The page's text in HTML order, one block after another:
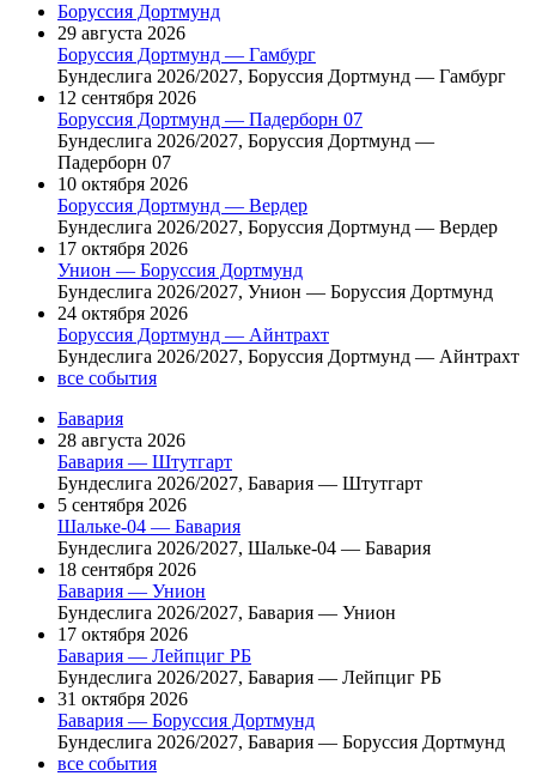
Боруссия Дортмунд
29 августа 2026
Боруссия Дортмунд — Гамбург
Бундеслига 2026/2027, Боруссия Дортмунд — Гамбург
12 сентября 2026
Боруссия Дортмунд — Падерборн 07
Бундеслига 2026/2027, Боруссия Дортмунд —
Падерборн 07
10 октября 2026
Боруссия Дортмунд — Вердер
Бундеслига 2026/2027, Боруссия Дортмунд — Вердер
17 октября 2026
Унион — Боруссия Дортмунд
Бундеслига 2026/2027, Унион — Боруссия Дортмунд
24 октября 2026
Боруссия Дортмунд — Айнтрахт
Бундеслига 2026/2027, Боруссия Дортмунд — Айнтрахт
все события
Бавария
28 августа 2026
Бавария — Штутгарт
Бундеслига 2026/2027, Бавария — Штутгарт
5 сентября 2026
Шальке-04 — Бавария
Бундеслига 2026/2027, Шальке-04 — Бавария
18 сентября 2026
Бавария — Унион
Бундеслига 2026/2027, Бавария — Унион
17 октября 2026
Бавария — Лейпциг РБ
Бундеслига 2026/2027, Бавария — Лейпциг РБ
31 октября 2026
Бавария — Боруссия Дортмунд
Бундеслига 2026/2027, Бавария — Боруссия Дортмунд
все события